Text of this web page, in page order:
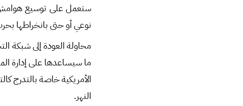
ستعمل على توسيع هوامش
نوعي أو حتى بانخراطها
محاولة العودة إلى شبكة
ما سيساعدها على إدارة
الأمريكية خاصة
النهر.